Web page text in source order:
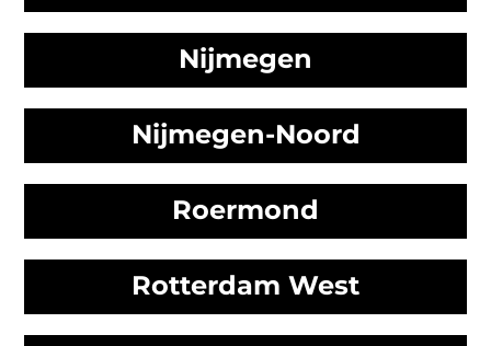
Nijmegen
Nijmegen-Noord
Roermond
Rotterdam West